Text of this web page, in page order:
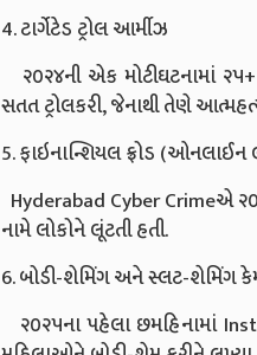
4. ટાર્ગેટેડ ટ્રોલ આર્મીઝ
૨૦૨૪ની એક મોટીઘટનામાં
સતત ટ્રોલકરી, જેનાથી તેણે
5. ફાઇનાન્શિયલ ફ્રોડ
Hyderabad Cyber Crimeએ
નામે લોકોને લૂંટતી હતી.
6. બોડી-શેમિંગ અને સ્લટ-શેમિંગ
૨૦૨૫ના પહેલા છમહિનામાં